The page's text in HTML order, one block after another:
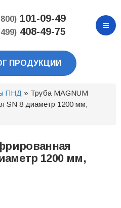
101-09-49
408-49-75
ПРОДУКЦИИ
ПНД » Труба MAGNUM
SN 8 диаметр 1200 мм,
1200 мм,